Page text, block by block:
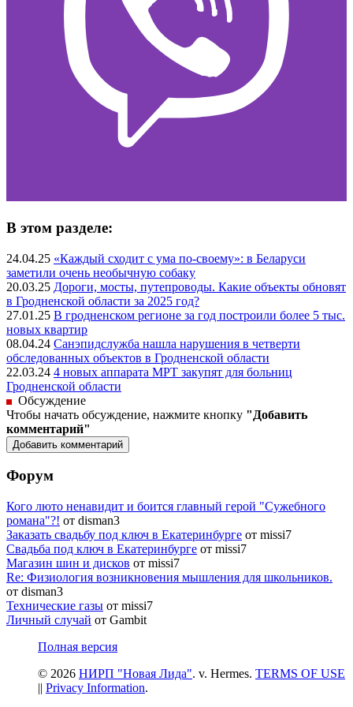
В этом разделе:
24.04.25 «Каждый сходит с ума по-своему»: в Беларуси
заметили очень необычную собаку
20.03.25 Дороги, мосты, путепроводы. Какие объекты обновят
в Гродненской области за 2025 год?
27.01.25 В гродненском регионе за год построили более 5 тыс.
новых квартир
08.04.24 Санэпидслужба нашла нарушения в четверти
обследованных объектов в Гродненской области
22.03.24 4 новых аппарата МРТ закупят для больниц
Гродненской области
Обсуждение
Чтобы начать обсуждение, нажмите кнопку "Добавить
комментарий"
Форум
Кого люто ненавидит и боится главный герой "Сужебного
романа"?! от disman3
Заказать свадьбу под ключ в Екатеринбурге от missi7
Cвадьба под ключ в Екатеринбурге от missi7
Магазин шин и дисков от missi7
Re: Физиология возникновения мышления для школьников.
от disman3
Технические газы от missi7
Личный случай от Gambit
Полная версия
© 2026 НИРП "Новая Лида". v. Hermes. TERMS OF USE
|| Privacy Information.